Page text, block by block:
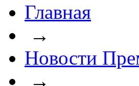
Главная
→
Новости
→